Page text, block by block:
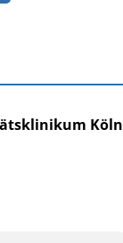
Köln